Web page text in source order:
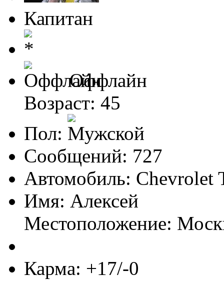
Капитан
Оффлайн
Возраст: 45
Пол:
Сообщений: 727
Автомобиль: Chevrolet
Имя: Алексей
Местоположение:
Карма: +17/-0